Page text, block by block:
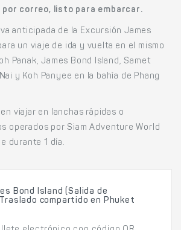
correo, listo para embarcar.
anticipada de la Excursión James
un viaje de ida y vuelta en el mismo
Panak, James Bond Island, Samet
y Koh Panyee en la bahía de Phang
viajar en lanchas rápidas o
operados por Siam Adventure World
durante 1 día.
Bond Island (Salida de
compartido en Phuket